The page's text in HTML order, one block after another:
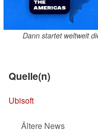
Dann startet weltweit
Quelle(n)
Ubisoft
Ältere News